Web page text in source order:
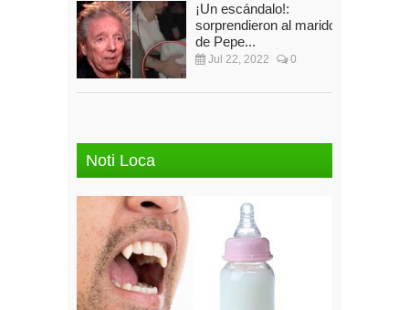
¡Un escándalo!:
sorprendieron al marido
de Pepe...
Jul 22, 2022 0
Noti Loca